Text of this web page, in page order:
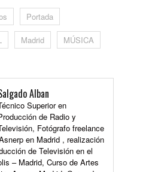
Portada
Madrid
MÚSICA
Alban
Superior en
de Radio y
Fotógrafo freelance
en Madrid , realización
de Televisión en el
– Madrid, Curso de Artes